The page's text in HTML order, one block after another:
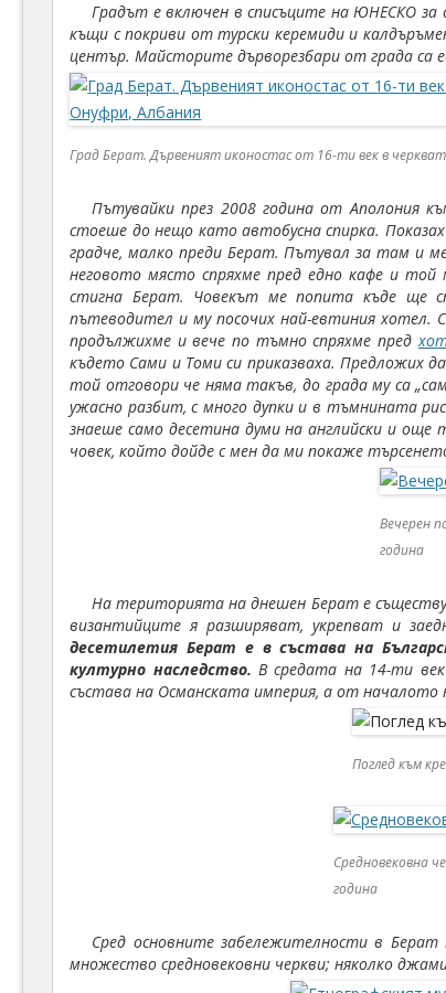
Градът е включен в списъците на ЮНЕСКО за
къщи с покриви от турски керемиди и
център. Майсторите дърворезбари от града
Град Берат. Дървеният иконостас от 16-ти век в
Пътувайки през 2008 година от Аполония
стоеше до нещо като автобусна спирка.
градче, малко преди Берат. Пътувал за там и
неговото място спряхме пред едно кафе и
стигна Берат. Човекът ме попита къде ще
пътеводител и му посочих най-евтиния хотел.
продължихме и вече по тъмно спряхме пред
където Сами и Томи си приказваха. Предложих
той отговори че няма такъв, до града му са
ужасно разбит, с много дупки и в тъмнината
знаеше само десетина думи на английски и
човек, който дойде с мен да ми покаже
Вечерен
година
На територията на днешен Берат е
византийците я разширяват, укрепват и
десетилетия Берат е в състава на
културно наследство. В средата на 14-ти
състава на Османската империя, а от началото
Поглед към
Средновековна
година
Сред основните забележителности в
множество средновековни черкви; няколко